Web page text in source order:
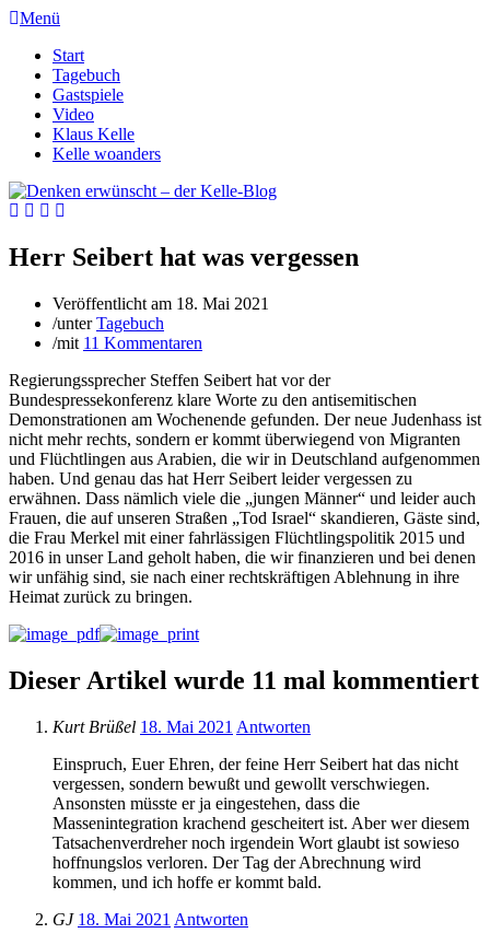
Menü
Start
Tagebuch
Gastspiele
Video
Klaus Kelle
Kelle woanders
Herr Seibert hat was vergessen
Veröffentlicht am 18. Mai 2021
/unterTagebuch
/mit 11 Kommentaren
Regierungssprecher Steffen Seibert hat vor der
Bundespressekonferenz klare Worte zu den antisemitischen
Demonstrationen am Wochenende gefunden. Der neue Judenhass ist
nicht mehr rechts, sondern er kommt überwiegend von Migranten
und Flüchtlingen aus Arabien, die wir in Deutschland aufgenommen
haben. Und genau das hat Herr Seibert leider vergessen zu
erwähnen. Dass nämlich viele die „jungen Männer“ und leider auch
Frauen, die auf unseren Straßen „Tod Israel“ skandieren, Gäste sind,
die Frau Merkel mit einer fahrlässigen Flüchtlingspolitik 2015 und
2016 in unser Land geholt haben, die wir finanzieren und bei denen
wir unfähig sind, sie nach einer rechtskräftigen Ablehnung in ihre
Heimat zurück zu bringen.
Dieser Artikel wurde 11 mal kommentiert
Kurt Brüßel 18. Mai 2021 Antworten
Einspruch, Euer Ehren, der feine Herr Seibert hat das nicht
vergessen, sondern bewußt und gewollt verschwiegen.
Ansonsten müsste er ja eingestehen, dass die
Massenintegration krachend gescheitert ist. Aber wer diesem
Tatsachenverdreher noch irgendein Wort glaubt ist sowieso
hoffnungslos verloren. Der Tag der Abrechnung wird
kommen, und ich hoffe er kommt bald.
GJ 18. Mai 2021 Antworten